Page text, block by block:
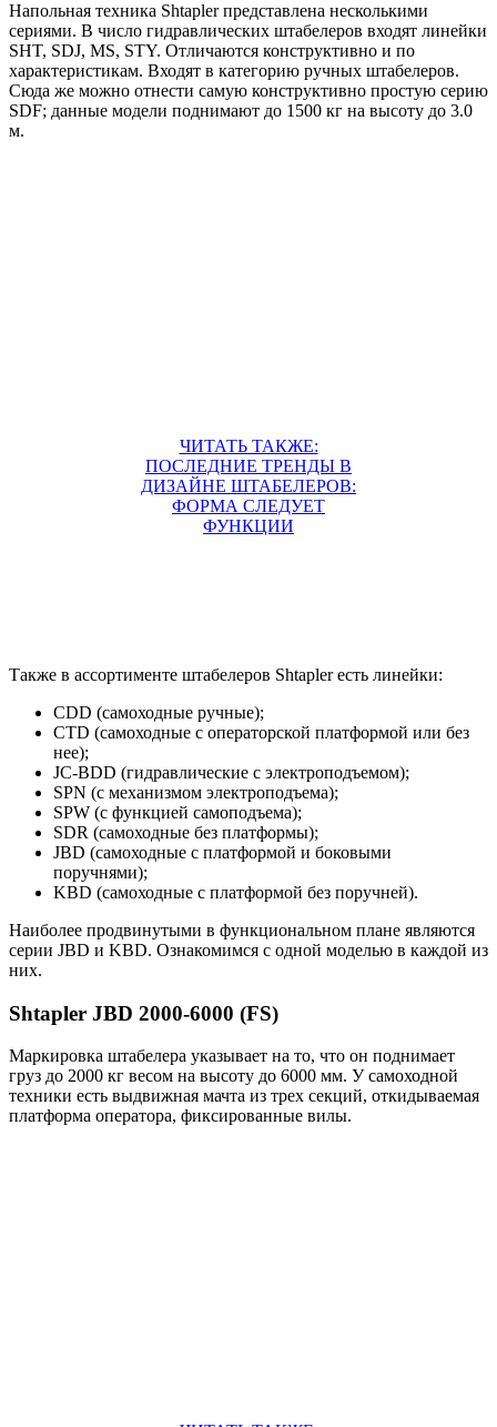
Напольная техника Shtapler представлена несколькими
сериями. В число гидравлических штабелеров входят линейки
SHT, SDJ, MS, STY. Отличаются конструктивно и по
характеристикам. Входят в категорию ручных штабелеров.
Сюда же можно отнести самую конструктивно простую серию
SDF; данные модели поднимают до 1500 кг на высоту до 3.0
м.
ЧИТАТЬ ТАКЖЕ:
ПОСЛЕДНИЕ ТРЕНДЫ В
ДИЗАЙНЕ ШТАБЕЛЕРОВ:
ФОРМА СЛЕДУЕТ
ФУНКЦИИ
Также в ассортименте штабелеров Shtapler есть линейки:
CDD (самоходные ручные);
CTD (самоходные с операторской платформой или без
нее);
JC-BDD (гидравлические с электроподъемом);
SPN (с механизмом электроподъема);
SPW (с функцией самоподъема);
SDR (самоходные без платформы);
JBD (самоходные с платформой и боковыми
поручнями);
KBD (самоходные с платформой без поручней).
Наиболее продвинутыми в функциональном плане являются
серии JBD и KBD. Ознакомимся с одной моделью в каждой из
них.
Shtapler JBD 2000-6000 (FS)
Маркировка штабелера указывает на то, что он поднимает
груз до 2000 кг весом на высоту до 6000 мм. У самоходной
техники есть выдвижная мачта из трех секций, откидываемая
платформа оператора, фиксированные вилы.